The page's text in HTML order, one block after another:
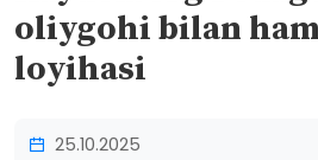
oliygohi bilan
loyihasi
25.10.2025